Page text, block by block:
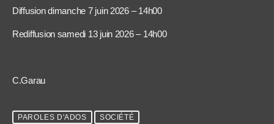
Diffusion dimanche 7 juin 2026 – 14h00
Rediffusion samedi 13 juin 2026 – 14h00
C.Garau
PAROLES D'ADOS SOCIÉTÉ